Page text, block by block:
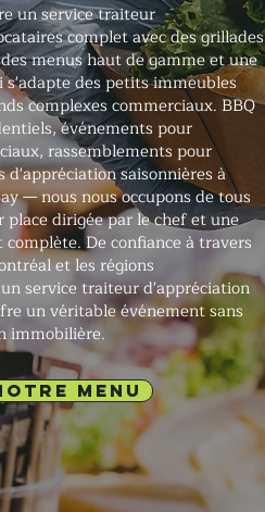
un service traiteur
complet avec des grillades
menus haut de gamme et une
des petits immeubles
complexes commerciaux. BBQ
événements pour
rassemblements pour
d'appréciation saisonnières à
— nous nous occupons de tous
place dirigée par le chef et une
De confiance à travers
et les régions
service traiteur d'appréciation
un véritable événement sans
immobilière.
MENU